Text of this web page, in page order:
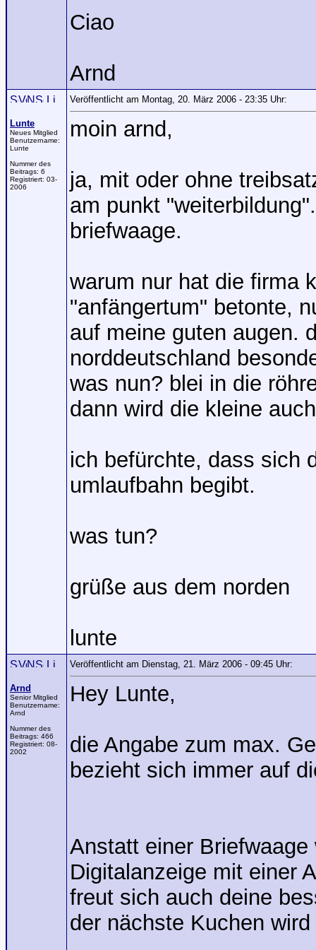
Ciao
Arnd
Lunte
Neues Mitglied
Benutzername:
Lunte
Nummer des
Beitrags: 6
Registriert: 03-
2006
Veröffentlicht am Montag, 20. März 2006 - 23:35 Uhr:
moin arnd,
ja, mit oder ohne
am punkt
briefwaage.
warum nur hat die firma
"anfängertum" betonte,
auf meine guten augen.
norddeutschland
was nun? blei in die
dann wird die kleine
ich befürchte, dass sich
umlaufbahn begibt.
was tun?
grüße aus dem norden
lunte
Arnd
Senior Mitglied
Benutzername:
Arnd
Nummer des
Beitrags: 466
Registriert: 08-
2002
Veröffentlicht am Dienstag, 21. März 2006 - 09:45 Uhr:
Hey Lunte,
die Angabe zum max.
bezieht sich immer auf
Anstatt einer
Digitalanzeige mit einer
freut sich auch deine
der nächste Kuchen